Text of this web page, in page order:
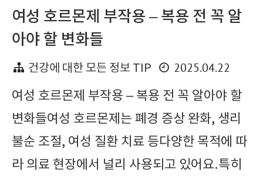
여성 호르몬제 부작용 – 복용 전 꼭 알
아야 할 변화들
건강에 대한 모든 정보 TIP
2025.04.22
여성 호르몬제 부작용 – 복용 전 꼭 알아야 할
변화들여성 호르몬제는 폐경 증상 완화, 생리
불순 조절, 여성 질환 치료 등다양한 목적에 따
라 의료 현장에서 널리 사용되고 있어요.특히